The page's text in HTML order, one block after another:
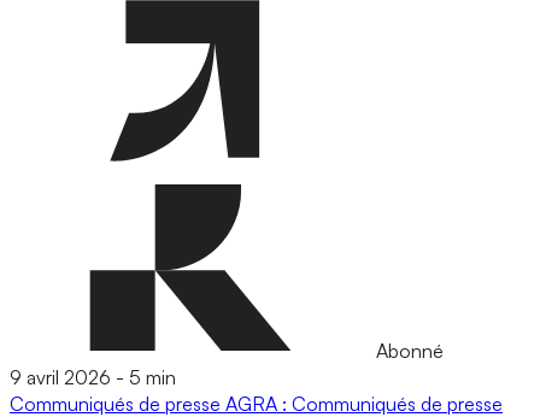
Abonné
9 avril 2026 - 5 min
Communiqués de presse AGRA : Communiqués de presse